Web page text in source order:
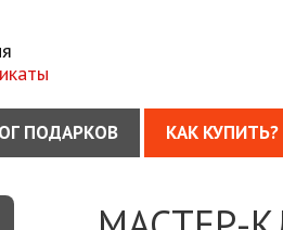
ПОДАРКОВ КАК КУПИТЬ?